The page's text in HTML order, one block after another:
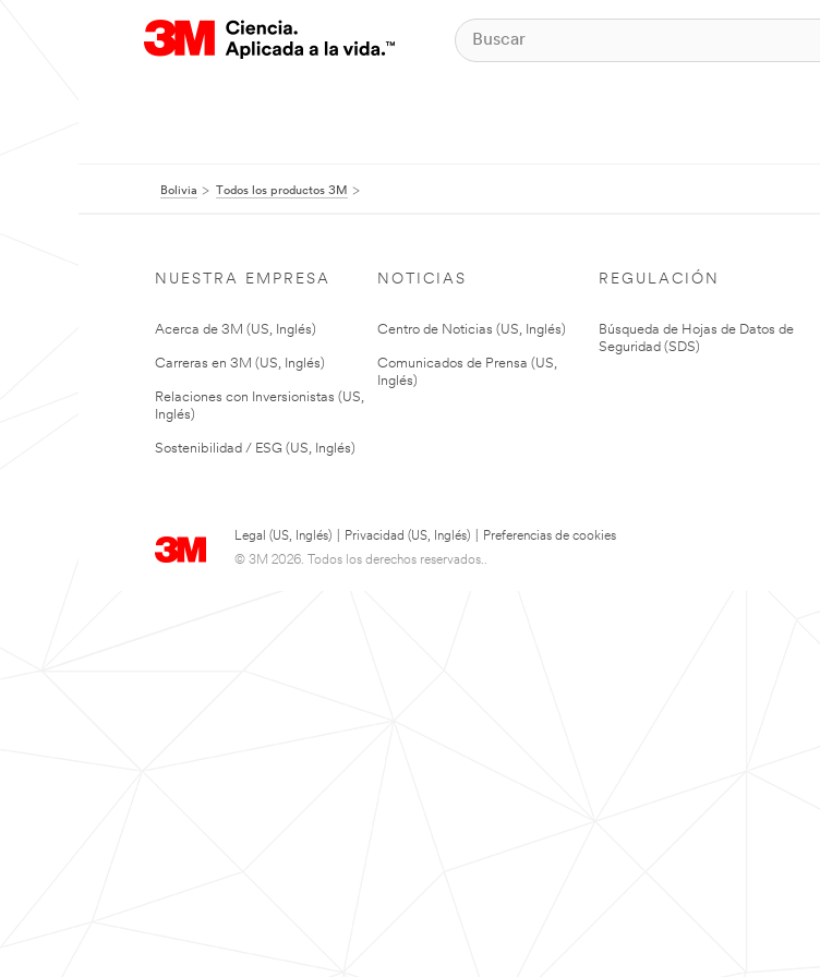
Bolivia Todos los productos 3M
NUESTRA EMPRESA
Acerca de 3M (US, Inglés)
Carreras en 3M (US, Inglés)
Relaciones con Inversionistas (US,
Inglés)
Sostenibilidad / ESG (US, Inglés)
NOTICIAS
Centro de Noticias (US, Inglés)
Comunicados de Prensa (US,
Inglés)
REGULACIÓN
Búsqueda de Hojas de Datos de
Seguridad (SDS)
Legal (US, Inglés) Privacidad (US, Inglés)
Preferencias de cookies
© 3M 2026. Todos los derechos reservados..